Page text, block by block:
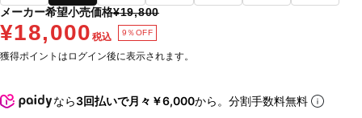
メーカー希望小売価格¥19,800
¥18,000 税込 9％OFF
獲得ポイントはログイン後に表示されます。
なら3回払いで月々￥6,000から。分割手数料無料